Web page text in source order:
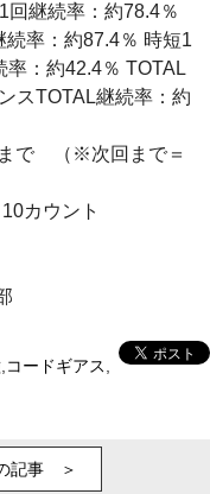
継続率：約78.4％
率：約87.4％ 時短1
：約42.4％ TOTAL
スTOTAL継続率：約
で （※次回まで＝
カウント
コードギアス
記事 ＞